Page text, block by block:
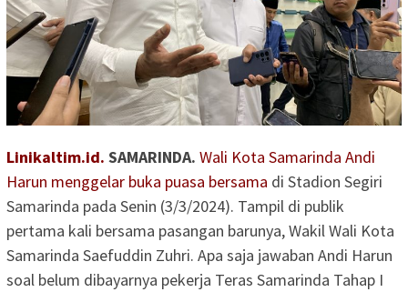
Linikaltim.id. SAMARINDA. Wali Kota Samarinda Andi
Harun menggelar buka puasa bersama di Stadion Segiri
Samarinda pada Senin (3/3/2024). Tampil di publik
pertama kali bersama pasangan barunya, Wakil Wali Kota
Samarinda Saefuddin Zuhri. Apa saja jawaban Andi Harun
soal belum dibayarnya pekerja Teras Samarinda Tahap I